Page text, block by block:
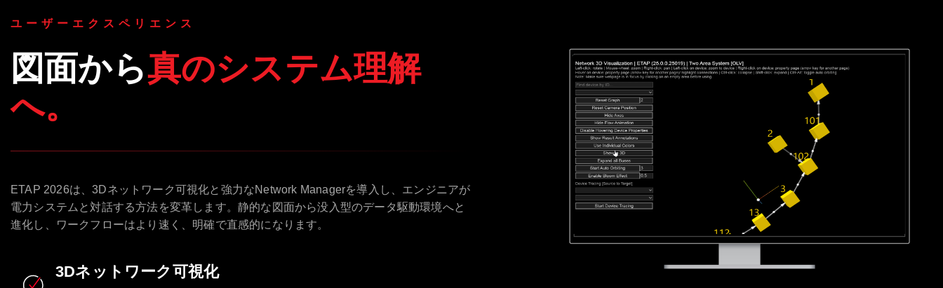
ユーザーエクスペリエンス
図面から真のシステム理解
へ。
ETAP 2026は、3Dネットワーク可視化と強力なNetwork Managerを導入し、エンジニアが
電力システムと対話する方法を変革します。静的な図面から没入型のデータ駆動環境へと
進化し、ワークフローはより速く、明確で直感的になります。
3Dネットワーク可視化